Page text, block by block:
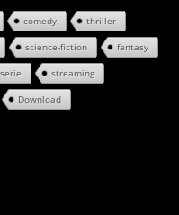
comedy thriller
science-fiction fantasy
serie streaming
Download